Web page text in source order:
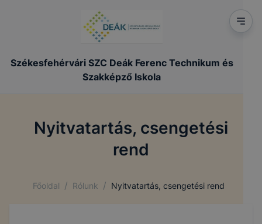
Székesfehérvári SZC Deák Ferenc Technikum és
Szakképző Iskola
Nyitvatartás, csengetési
rend
Főoldal / Rólunk / Nyitvatartás, csengetési rend